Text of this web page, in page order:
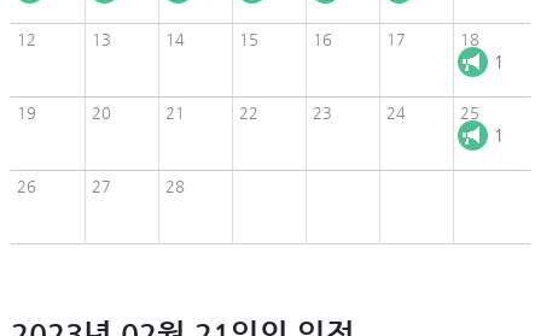
12 13 14 15 16 17 18
1
19 20 21 22 23 24 25
1
26 27 28